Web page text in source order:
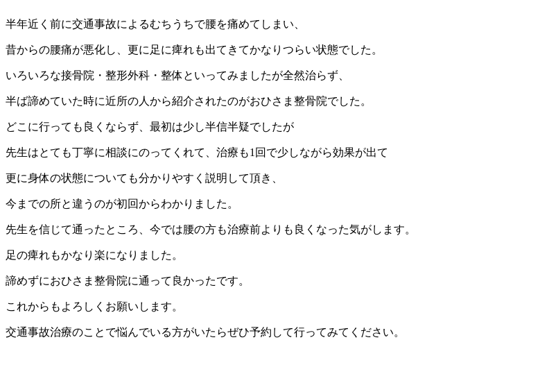
半年近く前に交通事故によるむちうちで腰を痛めてしまい、
昔からの腰痛が悪化し、更に足に痺れも出てきてかなりつらい状態でした。
いろいろな接骨院・整形外科・整体といってみましたが全然治らず、
半ば諦めていた時に近所の人から紹介されたのがおひさま整骨院でした。
どこに行っても良くならず、最初は少し半信半疑でしたが
先生はとても丁寧に相談にのってくれて、治療も1回で少しながら効果が出て
更に身体の状態についても分かりやすく説明して頂き、
今までの所と違うのが初回からわかりました。
先生を信じて通ったところ、今では腰の方も治療前よりも良くなった気がします。
足の痺れもかなり楽になりました。
諦めずにおひさま整骨院に通って良かったです。
これからもよろしくお願いします。
交通事故治療のことで悩んでいる方がいたらぜひ予約して行ってみてください。